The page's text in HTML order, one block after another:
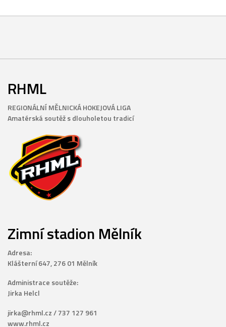
RHML
REGIONÁLNÍ MĚLNICKÁ HOKEJOVÁ LIGA
Amatérská soutěž s dlouholetou tradicí
Zimní stadion Mělník
Adresa:
Klášterní 647, 276 01 Mělník
Administrace soutěže:
Jirka Helcl
jirka@rhml.cz / 737 127 961
www.rhml.cz